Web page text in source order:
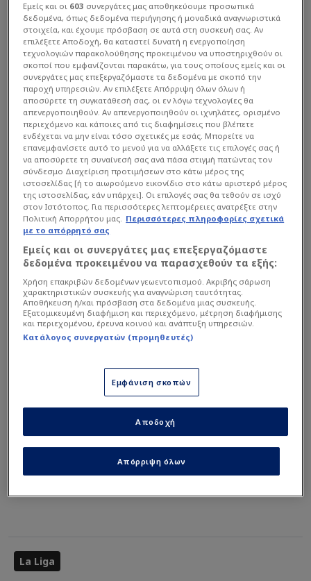
Δείτε το γκολ της Λεβάντε:
La Liga
Εμείς και οι 603 συνεργάτες μας αποθηκεύουμε προσωπικά
δεδομένα, όπως δεδομένα περιήγησης ή μοναδικά αναγνωριστικά
στοιχεία, και έχουμε πρόσβαση σε αυτά στη συσκευή σας. Αν
επιλέξετε Αποδοχή, θα καταστεί δυνατή η ενεργοποίηση
τεχνολογιών παρακολούθησης προκειμένου να υποστηριχθούν οι
σκοποί που εμφανίζονται παρακάτω, για τους οποίους εμείς και οι
συνεργάτες μας επεξεργαζόμαστε τα δεδομένα με σκοπό την
παροχή υπηρεσιών. Αν επιλέξετε Απόρριψη όλων όλων ή
αποσύρετε τη συγκατάθεσή σας, οι εν λόγω τεχνολογίες θα
απενεργοποιηθούν. Αν απενεργοποιηθούν οι ιχνηλάτες, ορισμένο
περιεχόμενο και κάποιες από τις διαφημίσεις που βλέπετε
ενδέχεται να μην είναι τόσο σχετικές με εσάς. Μπορείτε να
επανεμφανίσετε αυτό το μενού για να αλλάξετε τις επιλογές σας ή
να αποσύρετε τη συναίνεσή σας ανά πάσα στιγμή πατώντας τον
σύνδεσμο Διαχείριση προτιμήσεων στο κάτω μέρος της
ιστοσελίδας [ή το αιωρούμενο εικονίδιο στο κάτω αριστερό μέρος
της ιστοσελίδας, εάν υπάρχει]. Οι επιλογές σας θα τεθούν σε ισχύ
στον Ιστότοπος. Για περισσότερες λεπτομέρειες ανατρέξτε στην
Πολιτική Απορρήτου μας. Περισσότερες πληροφορίες σχετικά
με το απόρρητό σας
Εμείς και οι συνεργάτες μας επεξεργαζόμαστε
δεδομένα προκειμένου να παρασχεθούν τα εξής:
Χρήση επακριβών δεδομένων γεωεντοπισμού. Ακριβής σάρωση
χαρακτηριστικών συσκευής για αναγνώριση ταυτότητας.
Αποθήκευση ή/και πρόσβαση στα δεδομένα μιας συσκευής.
Εξατομικευμένη διαφήμιση και περιεχόμενο, μέτρηση διαφήμισης
και περιεχομένου, έρευνα κοινού και ανάπτυξη υπηρεσιών.
Κατάλογος συνεργατών (προμηθευτές)
Εμφάνιση σκοπών
Απόρριψη όλων
Αποδοχή